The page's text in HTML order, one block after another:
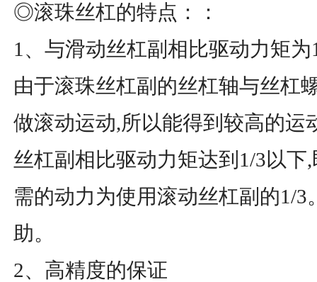
◎滚珠丝杠的特点：：
1、与滑动丝杠副相比驱动力矩为
由于滚珠丝杠副的丝杠轴与丝杠
做滚动运动,所以能得到较高的运
丝杠副相比驱动力矩达到1/3以下
需的动力为使用滚动丝杠副的1/3
助。
2、高精度的保证